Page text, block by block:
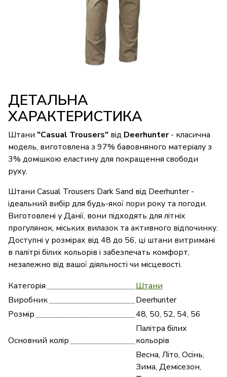
ДЕТАЛЬНА
ХАРАКТЕРИСТИКА
Штани "Casual Trousers" від Deerhunter- класична
модель, виготовлена з 97% бавовняного матеріалу з
3% домішкою еластину для покращення свободи
руху.
Штани Casual Trousers Dark Sand від Deerhunter -
ідеальний вибір для будь-якої пори року та погоди.
Виготовлені у Данії, вони підходять для літніх
прогулянок, міських вилазок та активного відпочинку.
Доступні у розмірах від 48 до 56, ці штани витримані
в палітрі білих кольорів і забезпечать комфорт,
незалежно від вашої діяльності чи місцевості.
Категорія
Штани
Виробник
Deerhunter
Розмір
48, 50, 52, 54, 56
Основний колір
Палітра білих
кольорів
Весна, Літо, Осінь,
Зима, Демісезон,